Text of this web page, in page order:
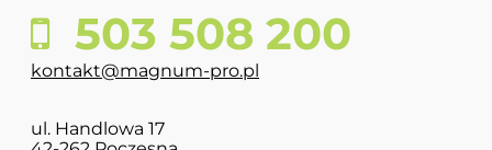
503 508 200
kontakt@magnum-pro.pl
ul. Handlowa 17